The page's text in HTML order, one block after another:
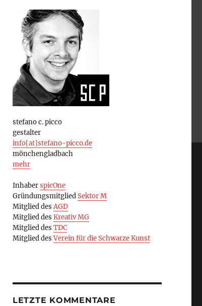
stefano c. picco
gestalter
info[at]stefano-picco.de
mönchengladbach
mehr
InhaberspicOne
GründungsmitgliedSektor M
Mitglied desAGD
Mitglied des Kreativ MG
Mitglied des TDC
Mitglied desVerein für die Schwarze Kunst
LETZTE KOMMENTARE